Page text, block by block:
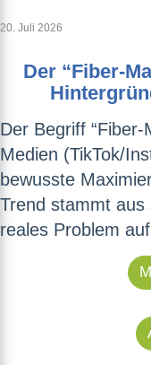
20. Juli 2026
Der “Fiber-
Der Begriff
Medien (TikTok/
bewusste
Trend stammt aus
reales Problem